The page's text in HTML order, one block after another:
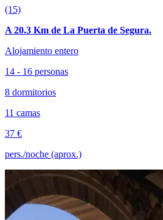
(15)
A 20.3 Km de La Puerta de Segura.
Alojamiento entero
14 - 16 personas
8 dormitorios
11 camas
37 €
pers./noche (aprox.)